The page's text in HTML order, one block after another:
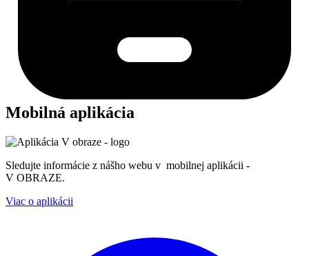
Mobilná aplikácia
Sledujte informácie z nášho webu v mobilnej aplikácii -
V OBRAZE.
Viac o aplikácii